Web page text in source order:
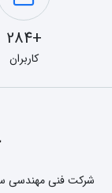
+284
کاربران